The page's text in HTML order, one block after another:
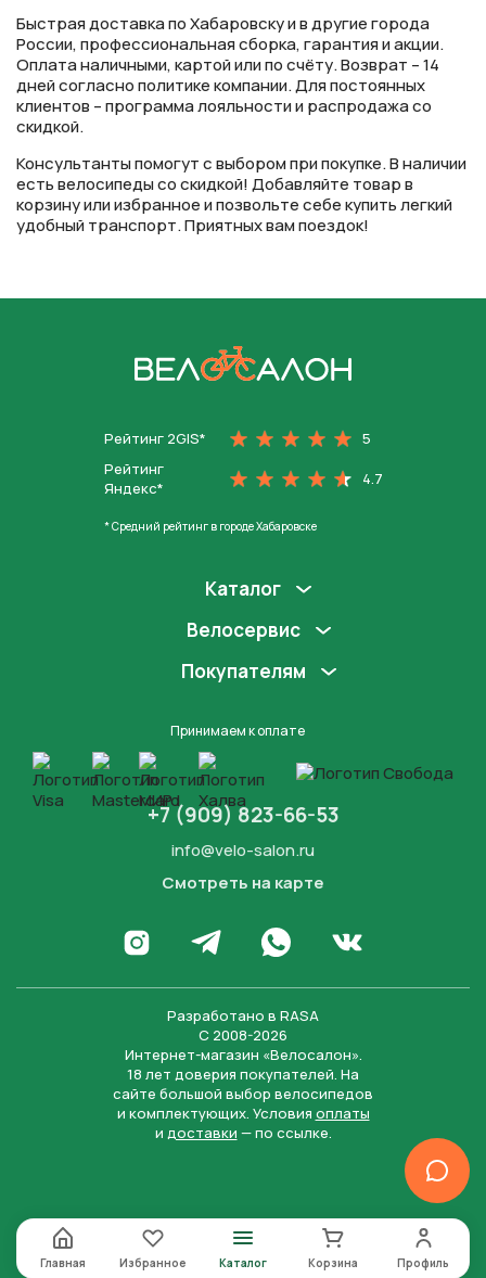
Быстрая доставка по Хабаровску и в другие города
России, профессиональная сборка, гарантия и акции.
Оплата наличными, картой или по счёту. Возврат – 14
дней согласно политике компании. Для постоянных
клиентов – программа лояльности и распродажа со
скидкой.
Консультанты помогут с выбором при покупке. В наличии
есть велосипеды со скидкой! Добавляйте товар в
корзину или избранное и позвольте себе купить легкий
удобный транспорт. Приятных вам поездок!
Рейтинг 2GIS*
5
Рейтинг
Яндекс*
4.7
* Средний рейтинг в городе Хабаровске
Каталог
Велосервис
Покупателям
Принимаем к оплате
+7 (909) 823-66-53
info@velo-salon.ru
Смотреть на карте
Перейти в Инстаграм
Написать в Телеграм
Написать в WhatsApp
Перейти во
Разработано в RASA
С 2008-2026
Интернет-магазин «Велосалон».
18 лет доверия покупателей. На
сайте большой выбор велосипедов
и комплектующих. Условия оплаты
и доставки — по ссылке.
Главная Избранное Каталог Корзина Профиль
Нажимая на кнопку “Отправить заявку”, вы даете
согласие на обработку персональных данных и
соглашаетесь с политикой конфиденциальности